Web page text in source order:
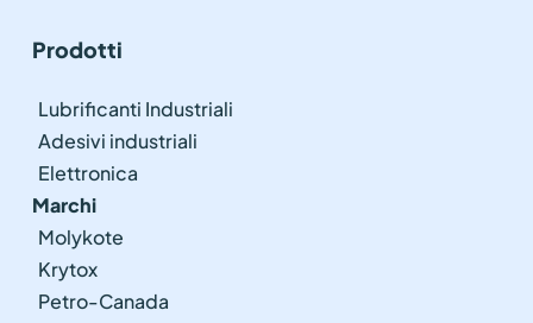
Prodotti
Lubrificanti Industriali
Adesivi industriali
Elettronica
Marchi
Molykote
Krytox
Petro-Canada